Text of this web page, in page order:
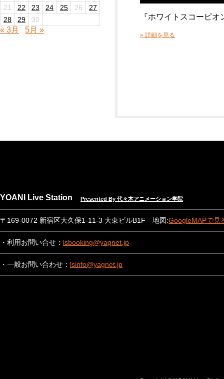
21
22 23 24 25 26
27
28
29 30
« 3月 5月 »
『ホワイトスコーピ
» 詳細を見る
YOANI Live Station Presented By 代々木アニメーション学院
〒169-0072 新宿区大久保1-11-3 大東ビルB1F 地図:GoogleMAPで見
・利用お問い合せ： lsbooking@yagnet.jp
・一般お問い合わせ： lsinfo@yagnet.jp